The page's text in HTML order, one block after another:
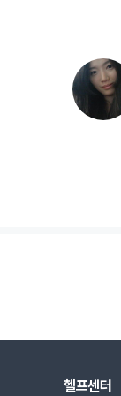
헬프센터